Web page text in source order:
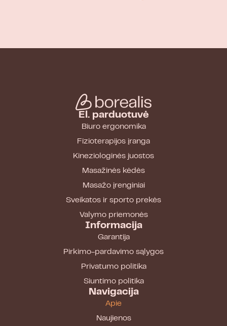
El. parduotuvė
Biuro ergonomika
Fizioterapijos įranga
Kineziologinės juostos
Masažinės kėdės
Masažo įrenginiai
Sveikatos ir sporto prekės
Valymo priemonės
Informacija
Garantija
Pirkimo-pardavimo sąlygos
Privatumo politika
Siuntimo politika
Navigacija
Apie
Naujienos